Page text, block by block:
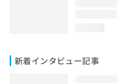
新着インタビュー記事